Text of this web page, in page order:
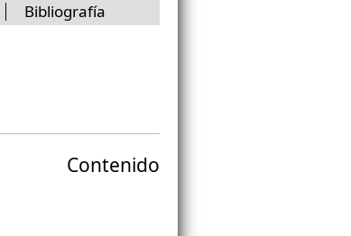
Contenido
Bibliografía